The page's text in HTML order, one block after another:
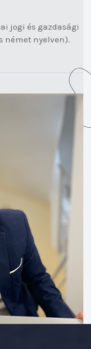
jogi és gazdasági
német nyelven).